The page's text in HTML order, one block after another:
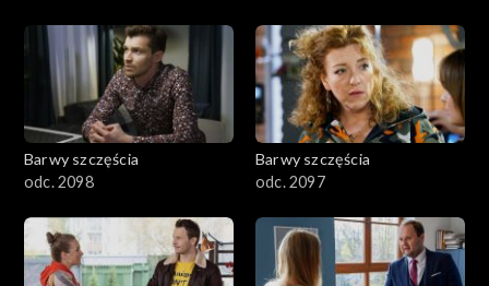
2901-3000
2801–2900
2701–2800
2501–2600
Barwy szczęścia
odc. 2098
Barwy szczęścia
odc. 2097